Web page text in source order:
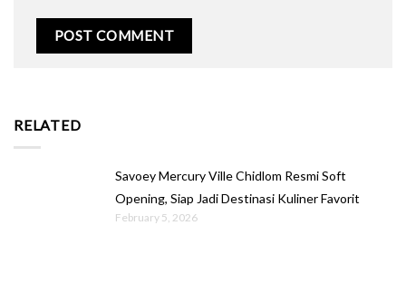
RELATED
Savoey Mercury Ville Chidlom Resmi Soft
Opening, Siap Jadi Destinasi Kuliner Favorit
February 5, 2026